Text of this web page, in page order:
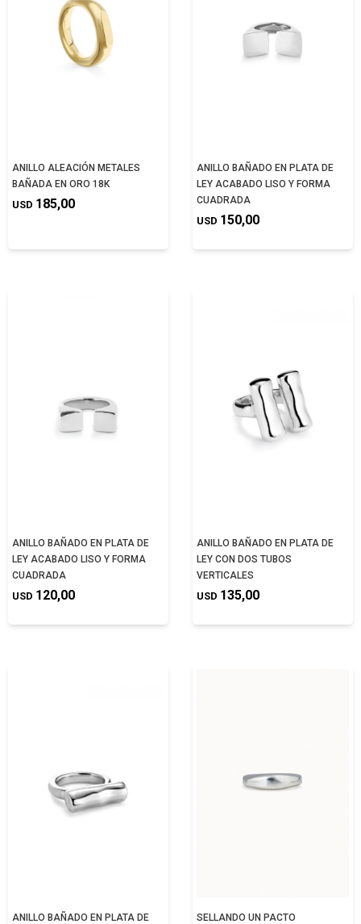
ANILLO ALEACIÓN METALES
BAÑADA EN ORO 18K
USD 185,00
ANILLO BAÑADO EN PLATA DE
LEY ACABADO LISO Y FORMA
CUADRADA
USD 150,00
ANILLO BAÑADO EN PLATA DE
LEY ACABADO LISO Y FORMA
CUADRADA
USD 120,00
ANILLO BAÑADO EN PLATA DE
LEY CON DOS TUBOS
VERTICALES
USD 135,00
ANILLO BAÑADO EN PLATA DE
SELLANDO UN PACTO